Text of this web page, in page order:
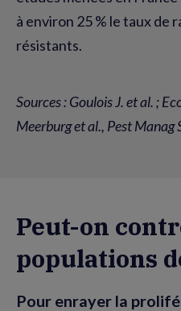
à environ 25 % le taux de
résistants.
Sources : Goulois J. et al. ;
Meerburg et al., Pest Manag
Peut-on
populations
Pour enrayer la